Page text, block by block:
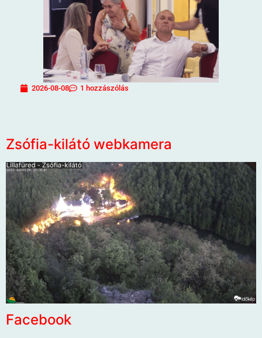
2026-08-08 1 hozzászólás
Zsófia-kilátó webkamera
Facebook